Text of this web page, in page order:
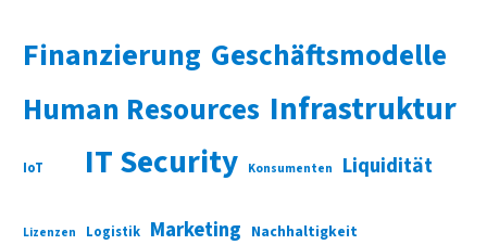
Finanzierung Geschäftsmodelle
Human Resources Infrastruktur
IoT IT Security Konsumenten Liquidität
Lizenzen Logistik Marketing Nachhaltigkeit